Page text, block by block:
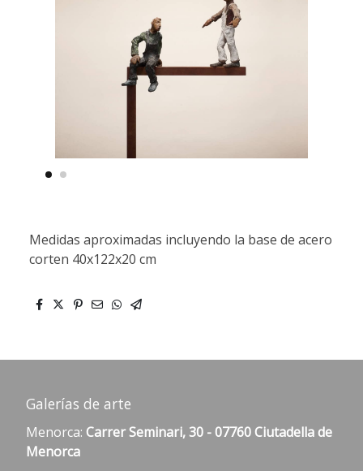
Medidas aproximadas incluyendo la base de acero
corten 40x122x20 cm
Galerías de arte
Menorca: Carrer Seminari, 30 - 07760 Ciutadella de
Menorca